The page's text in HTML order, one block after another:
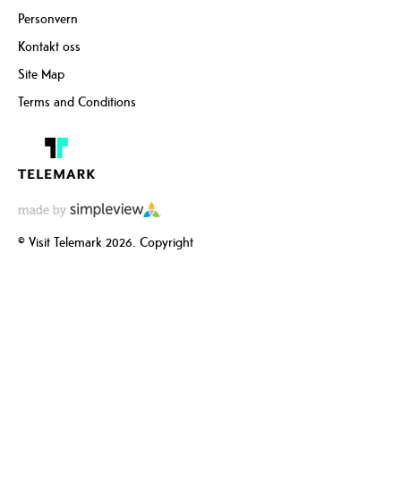
Personvern
Kontakt oss
Site Map
Terms and Conditions
© Visit Telemark 2026. Copyright